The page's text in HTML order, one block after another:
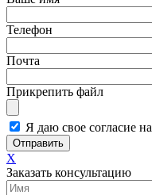
Телефон
Почта
Прикрепить файл
Я даю свое согласие
Отправить
X
Заказать консультацию